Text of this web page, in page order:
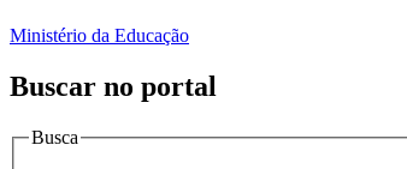
Ministério da Educação
Buscar no portal
Busca